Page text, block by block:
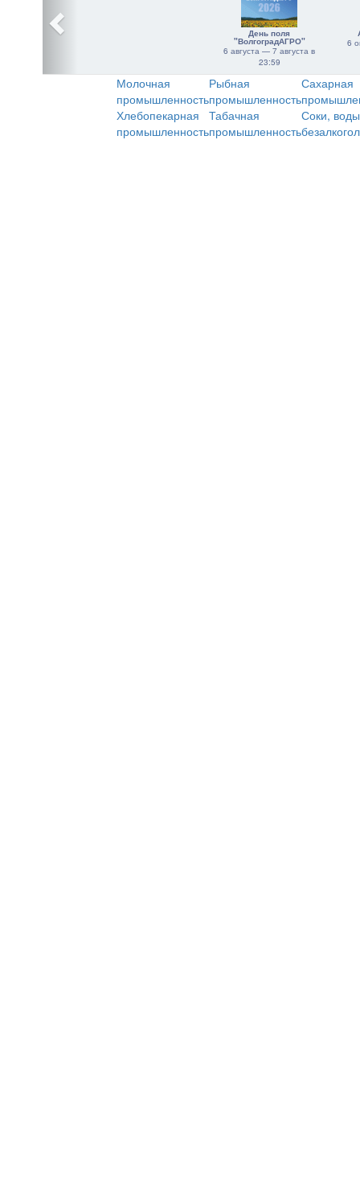
День поля
"ВолгоградАГРО"
6 августа — 7 августа в
23:59
6
Молочная
промышленность
Рыбная
промышленность
Сахарная
Хлебопекарная
промышленность
Табачная
промышленность
Соки,